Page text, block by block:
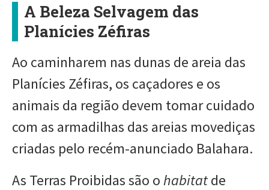
A Beleza Selvagem das
Planícies Zéfiras
Ao caminharem nas dunas de areia das
Planícies Zéfiras, os caçadores e os
animais da região devem tomar cuidado
com as armadilhas das areias movediças
criadas pelo recém-anunciado Balahara.
As Terras Proibidas são ohabitatde